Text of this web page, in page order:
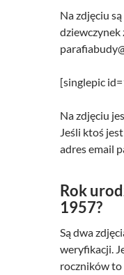
Na zdjęciu
dziewczynek
[singlepic
Na zdjęciu
Jeśli ktoś
adres email
Rok
1957?
Są dwa
weryfikacji.
roczników to